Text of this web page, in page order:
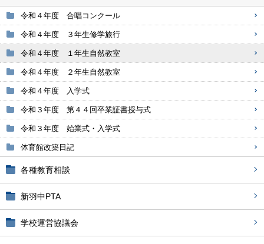
令和４年度 合唱コンクール
令和４年度 ３年生修学旅行
令和４年度 １年生自然教室
令和４年度 ２年生自然教室
令和４年度 入学式
令和３年度 第４４回卒業証書授与式
令和３年度 始業式・入学式
体育館改築日記
各種教育相談
新羽中PTA
学校運営協議会